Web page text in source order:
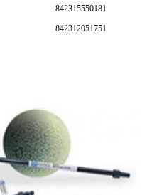
842315550181
842312051751